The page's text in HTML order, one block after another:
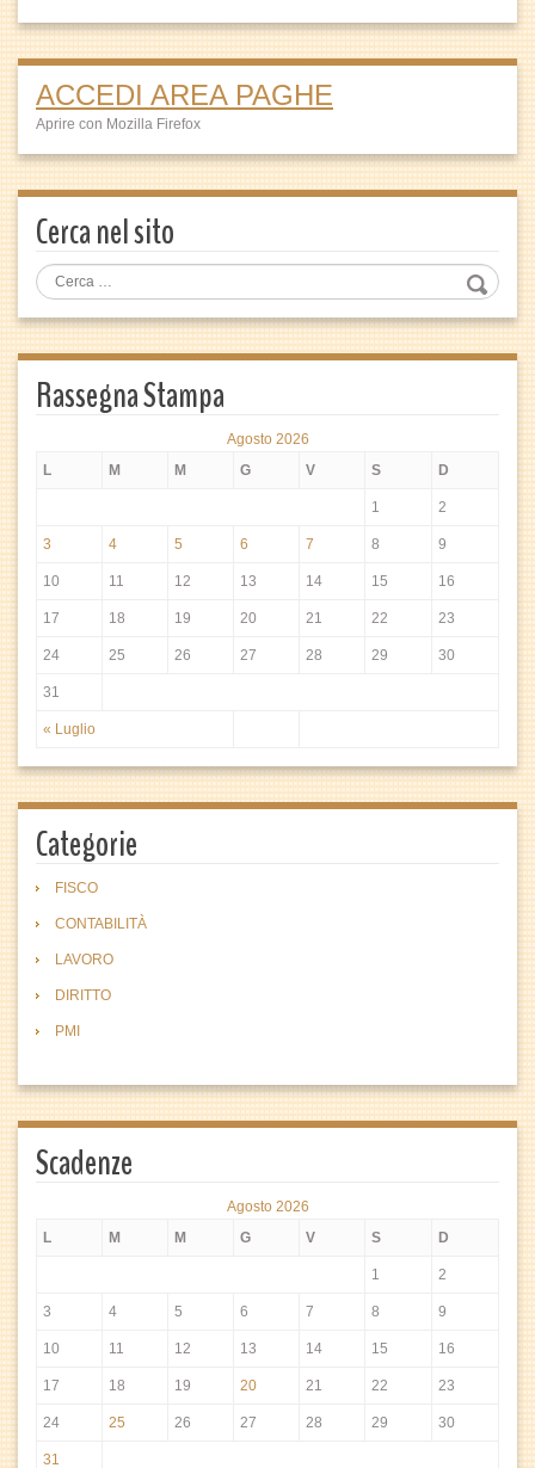
ACCEDI AREA PAGHE
Aprire con Mozilla Firefox
Cerca nel sito
Rassegna Stampa
Agosto 2026
L
M M G V S D
« Luglio
1 2
3 4 5 6 7 8 9
10 11 12 13 14 15 16
17 18 19 20 21 22 23
24 25 26 27 28 29 30
31
Categorie
FISCO
CONTABILITÀ
LAVORO
DIRITTO
PMI
Scadenze
Agosto 2026
L
M M G V S D
1 2
3 4 5 6 7 8 9
10 11 12 13 14 15 16
17 18 19 20 21 22 23
24 25 26 27 28 29 30
31